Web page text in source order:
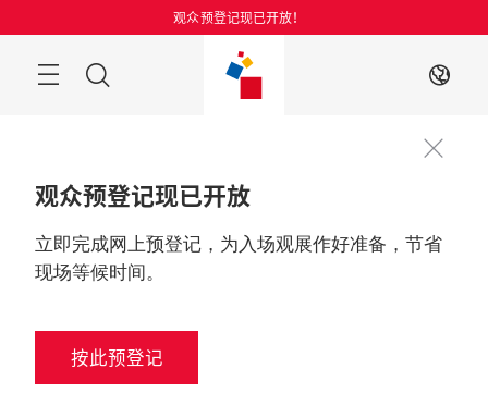
过
观众预登记现已开放！
菜
ZH
观众预登记现已开放
立即完成网上预登记，为入场观展作好准备，节省
现场等候时间。
按此预登记
2026年8月25至27日
中国，上海
更多资讯